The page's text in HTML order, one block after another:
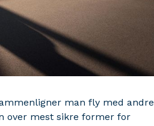
man fly med andre
over mest sikre former for